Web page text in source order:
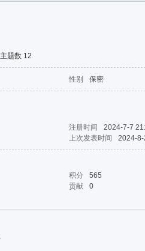
主题数 12
性别 保密
注册时间
2024-7-7
上次发表时间 2024-
积分
565
贡献 0